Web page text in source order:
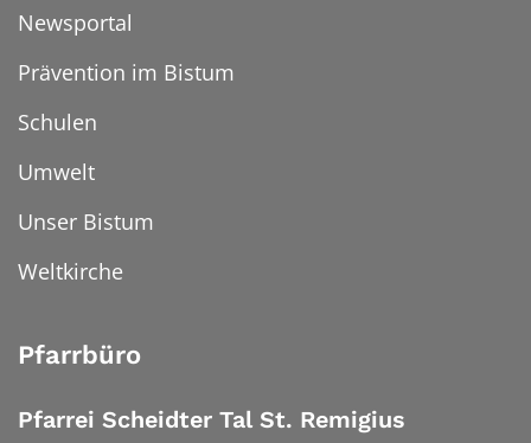
Newsportal
Prävention im Bistum
Schulen
Umwelt
Unser Bistum
Weltkirche
Pfarrbüro
Pfarrei Scheidter Tal St. Remigius